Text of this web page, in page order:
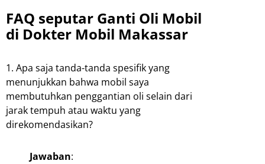
FAQ seputar Ganti Oli Mobil
di Dokter Mobil Makassar
1. Apa saja tanda-tanda spesifik yang
menunjukkan bahwa mobil saya
membutuhkan penggantian oli selain dari
jarak tempuh atau waktu yang
direkomendasikan?
Jawaban: